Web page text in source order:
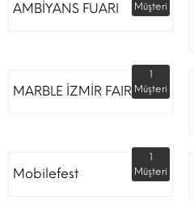
AMBİYANS FUARI
Müşteri
MARBLE İZMİR FAIR
1
Müşteri
Mobilefest
1
Müşteri